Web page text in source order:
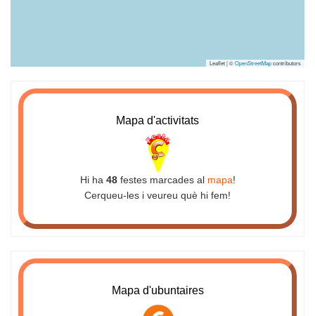
Leaflet | ©OpenStreetMapcontributors
Mapa d'activitats
Hi ha 48festes marcades al mapa!
Cerqueu-les i veureu què hi fem!
Mapa d'ubuntaires